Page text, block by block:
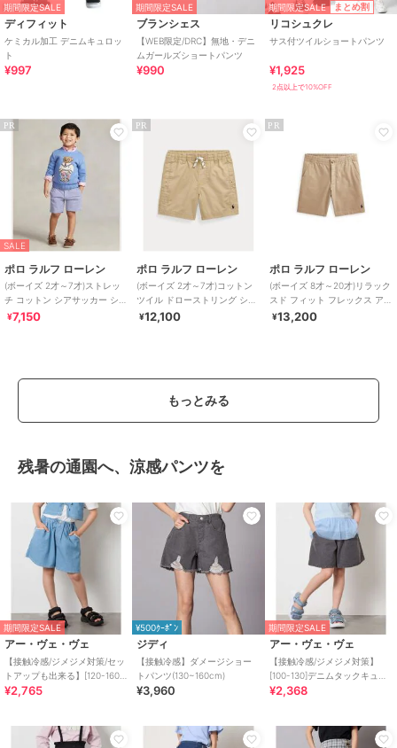
期間限定SALE
ディフィット
ケミカル加工 デニムキュロッ
ト
¥997
期間限定SALE
ブランシェス
【WEB限定/DRC】無地・デニ
ムガールズショートパンツ
¥990
期間限定SALE まとめ割
リコシュクレ
サス付ツイルショートパンツ
¥1,925
2点以上で10%OFF
PR
SALE
ポロ ラルフ ローレン
(ボーイズ 2才～7才)ストレッ
チ コットン シアサッカー ショ
ートパンツ
¥7,150
PR
ポロ ラルフ ローレン
(ボーイズ 2才～7才)コットン
ツイル ドローストリング ショ
ートパンツ
¥12,100
PR
ポロ ラルフ ローレン
(ボーイズ 8才～20才)リラック
スド フィット フレックス アブ
レージョン ツ
¥13,200
もっとみる
残暑の通園へ、涼感パンツを
期間限定SALE
アー・ヴェ・ヴェ
【接触冷感/ジメジメ対策/セッ
トアップも出来る】[120-160]
デコデニムキュロット
¥2,765
¥500ｸｰﾎﾟﾝ
ジディ
【接触冷感】ダメージショー
トパンツ(130~160cm)
¥3,960
期間限定SALE
アー・ヴェ・ヴェ
【接触冷感/ジメジメ対策】
[100-130]デニムタックキュロ
ット
¥2,368